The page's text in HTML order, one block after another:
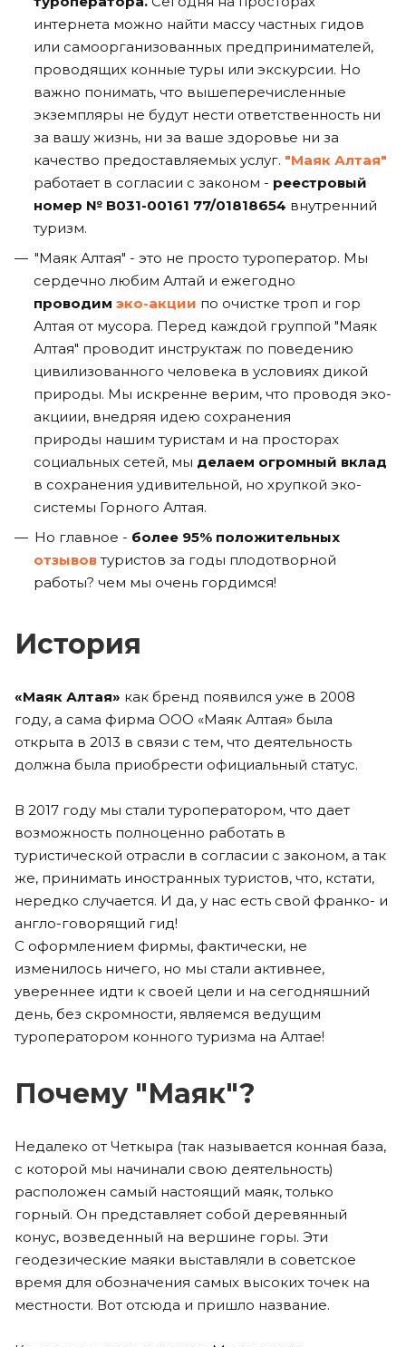
интернета можно найти массу частных гидов
или самоорганизованных предпринимателей,
проводящих конные туры или экскурсии. Но
важно понимать, что вышеперечисленные
экземпляры не будут нести ответственность ни
за вашу жизнь, ни за ваше здоровье ни за
качество предоставляемых услуг. "Маяк Алтая"
работает в согласии с законом - реестровый
номер № В031-00161 77/01818654 внутренний
туризм.
"Маяк Алтая" - это не просто туроператор. Мы
сердечно любим Алтай и ежегодно
проводим эко-акции по очистке троп и гор
Алтая от мусора. Перед каждой группой "Маяк
Алтая" проводит инструктаж по поведению
цивилизованного человека в условиях дикой
природы. Мы искренне верим, что проводя эко-
акциии, внедряя идею сохранения
природы нашим туристам и на просторах
социальных сетей, мы делаем огромный вклад
в сохранения удивительной, но хрупкой эко-
системы Горного Алтая.
Но главное - более 95% положительных
отзывовтуристов за годы плодотворной
работы? чем мы очень гордимся!
История
«Маяк Алтая» как бренд появился уже в 2008
году, а сама фирма ООО «Маяк Алтая» была
открыта в 2013 в связи с тем, что деятельность
должна была приобрести официальный статус.
В 2017 году мы стали туроператором, что дает
возможность полноценно работать в
туристической отрасли в согласии с законом, а так
же, принимать иностранных туристов, что, кстати,
нередко случается. И да, у нас есть свой франко- и
англо-говорящий гид!
С оформлением фирмы, фактически, не
изменилось ничего, но мы стали активнее,
увереннее идти к своей цели и на сегодняшний
день, без скромности, являемся ведущим
туроператором конного туризма на Алтае!
Почему "Маяк"?
Недалеко от Четкыра (так называется конная база,
с которой мы начинали свою деятельность)
расположен самый настоящий маяк, только
горный. Он представляет собой деревянный
конус, возведенный на вершине горы. Эти
геодезические маяки выставляли в советское
время для обозначения самых высоких точек на
местности. Вот отсюда и пришло название.